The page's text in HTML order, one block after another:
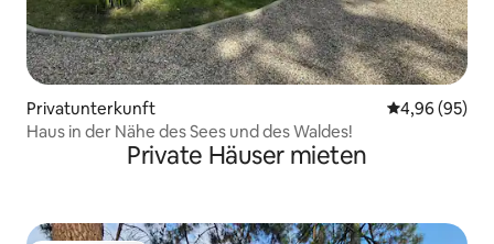
Privatunterkunft
4,96 (95)
Haus in der Nähe des Sees und des Waldes!
Private Häuser mieten